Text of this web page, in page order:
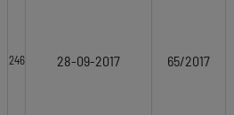
246 28-09-2017 65/2017